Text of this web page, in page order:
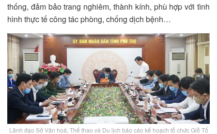
thống, đảm bảo trang nghiêm, thành kính, phù hợp với tình
hình thực tế công tác phòng, chống dịch bệnh…
Lãnh đạo Sở Văn hoá, Thể thao và Du lịch báo cáo kế hoạch tổ chức Giỗ Tổ